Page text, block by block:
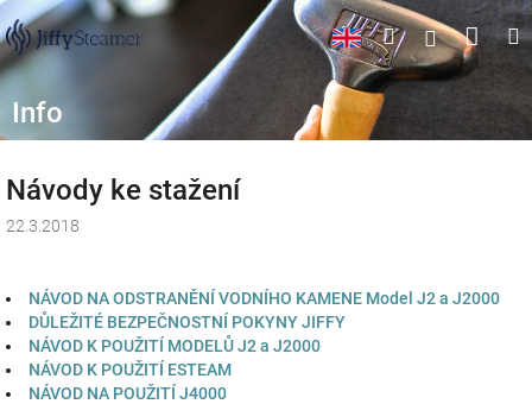
Přejít
na
obsah
HledatPřihlášení
Info
Návody ke stažení
22.3.2018
NÁVOD NA ODSTRANĚNÍ VODNÍHO KAMENE Model J2 a J2000
DŮLEŽITÉ BEZPEČNOSTNÍ POKYNY JIFFY
NÁVOD K POUŽITÍ MODELŮ J2 a J2000
NÁVOD K POUŽITÍ ESTEAM
NÁVOD NA POUŽITÍ J4000